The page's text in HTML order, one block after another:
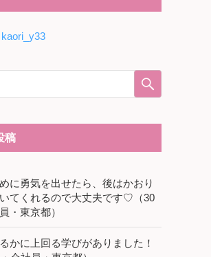
稿
に勇気を出せたら、後はかおり
てくれるので大丈夫です♡（30
・東京都）
かに上回る学びがありました！